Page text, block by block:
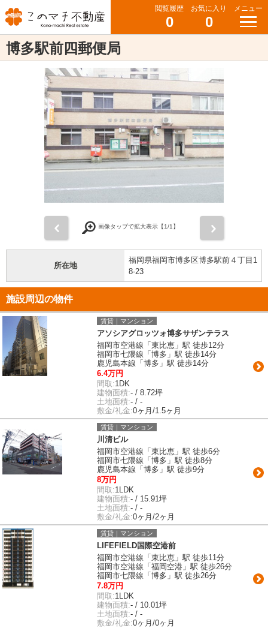
閲覧履歴
0
お気に入り
0
メニュー
博多駅前四郵便局
画像タップで拡大表示【1/1】
所在地
福岡県福岡市博多区博多駅前４丁目1
8-23
施設周辺の物件
賃貸｜マンション
アソシアグロッツォ博多サザンテラス
福岡市空港線「東比恵」駅 徒歩12分
福岡市七隈線「博多」駅 徒歩14分
鹿児島本線「博多」駅 徒歩14分
6.4万円
間取:1DK
建物面積:- / 8.72坪
土地面積:- / -
敷金/礼金:0ヶ月/1.5ヶ月
賃貸｜マンション
川清ビル
福岡市空港線「東比恵」駅 徒歩6分
福岡市七隈線「博多」駅 徒歩8分
鹿児島本線「博多」駅 徒歩9分
8万円
間取:1LDK
建物面積:- / 15.91坪
土地面積:- / -
敷金/礼金:0ヶ月/2ヶ月
賃貸｜マンション
LIFEFIELD国際空港前
福岡市空港線「東比恵」駅 徒歩11分
福岡市空港線「福岡空港」駅 徒歩26分
福岡市七隈線「博多」駅 徒歩26分
7.8万円
間取:1LDK
建物面積:- / 10.01坪
土地面積:- / -
敷金/礼金:0ヶ月/0ヶ月